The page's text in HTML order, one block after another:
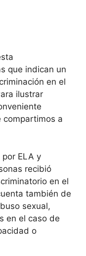
que indican un
en el
ilustrar
compartimos a
ELA y
recibió
en el
también de
sexual,
en el caso de
o